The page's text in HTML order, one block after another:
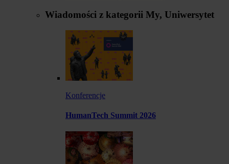
Wiadomości z kategorii My, Uniwersytet
Konferencje
HumanTech Summit 2026